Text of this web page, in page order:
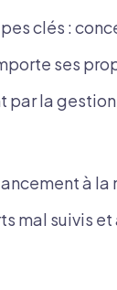
clés :
ses
par la
à
mal suivis